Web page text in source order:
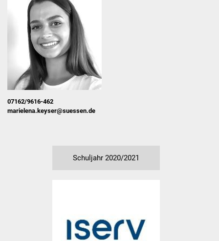
Schulleitungsteam
Pädag. Assistentin
07162/9616-462
marielena.keyser@suessen.de
Schuljahr 2020/2021